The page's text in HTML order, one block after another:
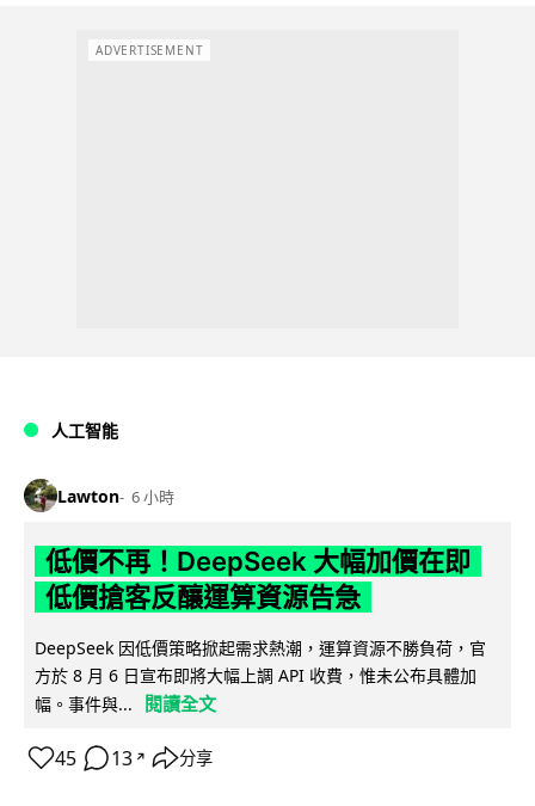
ADVERTISEMENT
人工智能
Lawton 6 小時
低價不再！DeepSeek 大幅加價在即
低價搶客反釀運算資源告急
DeepSeek 因低價策略掀起需求熱潮，運算資源不勝負荷，官
方於 8 月 6 日宣布即將大幅上調 API 收費，惟未公布具體加
幅。事件與...
閱讀全文
45 13 ↗ 分享